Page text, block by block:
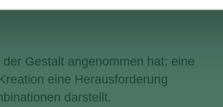
Gestalt angenommen hat: eine
eine Herausforderung
darstellt.